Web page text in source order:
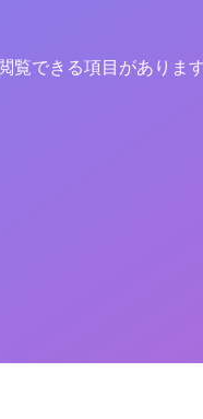
覧できる項目がありま